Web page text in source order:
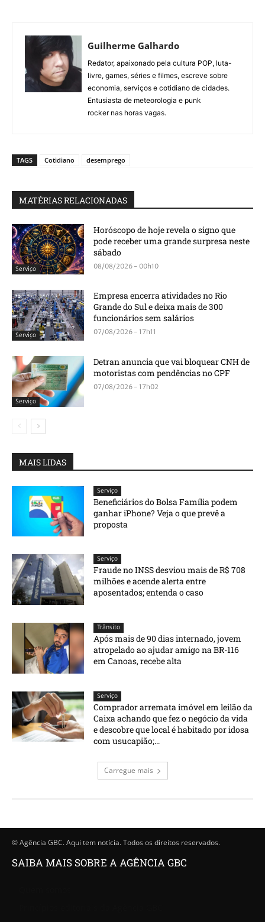
Guilherme Galhardo
Redator, apaixonado pela cultura POP, luta-
livre, games, séries e filmes, escreve sobre
economia, serviços e cotidiano de cidades.
Entusiasta de meteorologia e punk
rocker nas horas vagas.
TAGS Cotidiano desemprego
MATÉRIAS RELACIONADAS
Serviço
Horóscopo de hoje revela o signo que
pode receber uma grande surpresa neste
sábado
08/08/2026 - 00h10
Serviço
Empresa encerra atividades no Rio
Grande do Sul e deixa mais de 300
funcionários sem salários
07/08/2026 - 17h11
Serviço
Detran anuncia que vai bloquear CNH de
motoristas com pendências no CPF
07/08/2026 - 17h02
MAIS LIDAS
Serviço
Beneficiários do Bolsa Família podem
ganhar iPhone? Veja o que prevê a
proposta
Serviço
Fraude no INSS desviou mais de R$ 708
milhões e acende alerta entre
aposentados; entenda o caso
Trânsito
Após mais de 90 dias internado, jovem
atropelado ao ajudar amigo na BR-116
em Canoas, recebe alta
Serviço
Comprador arremata imóvel em leilão da
Caixa achando que fez o negócio da vida
e descobre que local é habitado por idosa
com usucapião;...
Carregue mais
© Agência GBC. Aqui tem notícia. Todos os direitos reservados.
SAIBA MAIS SOBRE A AGÊNCIA GBC